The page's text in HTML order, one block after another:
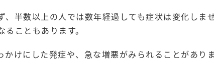
半数以上の人では数年経過しても症状は変化しま
こともあります。
けにした発症や、急な増悪がみられることがありま